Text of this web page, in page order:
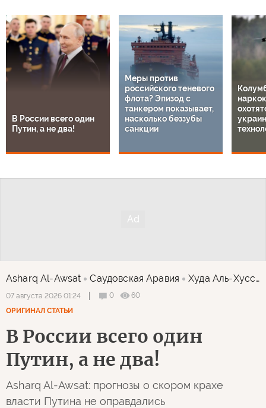
В России всего один
Путин, а не два!
Меры против
российского теневого
флота? Эпизод с
танкером показывает,
насколько беззубы
санкции
Asharq Al-Awsat Саудовская Аравия Худа Аль-Хуссейни
07 августа 2026 01:24 0
60
ОРИГИНАЛ СТАТЬИ
В России всего один
Путин, а не два!
Asharq Al-Awsat: прогнозы о скором крахе
власти Путина не оправдались